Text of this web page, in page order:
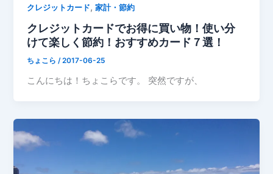
クレジットカード,家計・節約
クレジットカードでお得に買い物！使い分
けて楽しく節約！おすすめカード７選！
ちょこら/2017-06-25
こんにちは！ちょこらです。 突然ですが、